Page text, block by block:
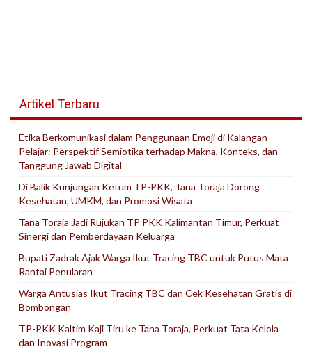
Artikel Terbaru
Etika Berkomunikasi dalam Penggunaan Emoji di Kalangan
Pelajar: Perspektif Semiotika terhadap Makna, Konteks, dan
Tanggung Jawab Digital
Di Balik Kunjungan Ketum TP-PKK, Tana Toraja Dorong
Kesehatan, UMKM, dan Promosi Wisata
Tana Toraja Jadi Rujukan TP PKK Kalimantan Timur, Perkuat
Sinergi dan Pemberdayaan Keluarga
Bupati Zadrak Ajak Warga Ikut Tracing TBC untuk Putus Mata
Rantai Penularan
Warga Antusias Ikut Tracing TBC dan Cek Kesehatan Gratis di
Bombongan
TP-PKK Kaltim Kaji Tiru ke Tana Toraja, Perkuat Tata Kelola
dan Inovasi Program